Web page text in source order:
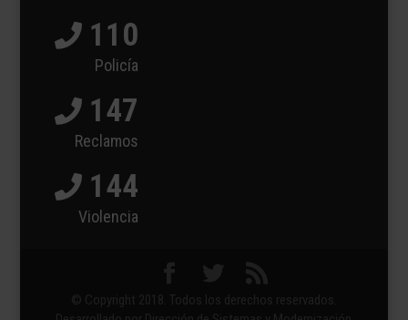
110
Policía
147
Reclamos
144
Violencia